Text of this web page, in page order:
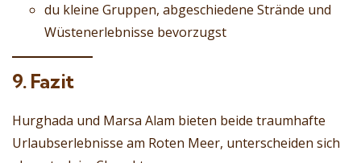
du kleine Gruppen, abgeschiedene Strände und
Wüstenerlebnisse bevorzugst
9. Fazit
Hurghada und Marsa Alam bieten beide traumhafte
Urlaubserlebnisse am Roten Meer, unterscheiden sich